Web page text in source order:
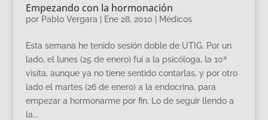
Empezando con la hormonación
por Pablo Vergara Ene 28, 2010 Médicos
Esta semana he tenido sesión doble de UTIG. Por un
lado, el lunes (25 de enero) fui a la psicóloga, la 10ª
visita, aunque ya no tiene sentido contarlas, y por otro
lado el martes (26 de enero) a la endocrina, para
empezar a hormonarme por fin. Lo de seguir llendo a
la...